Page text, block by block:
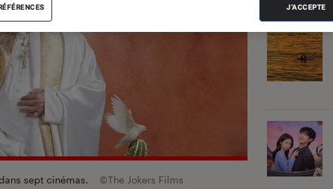
sept cinémas. ©The Jokers Films
J'ACCEPTE